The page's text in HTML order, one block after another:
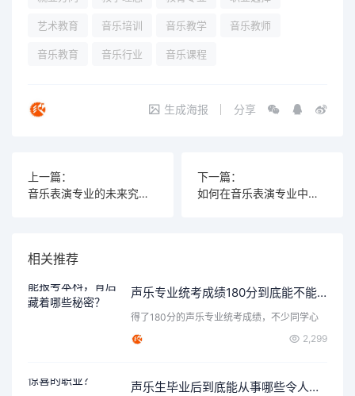
艺术教育 音乐培训 音乐教学 音乐教师
音乐教育 音乐行业 音乐课程
生成海报 分享
上一篇：
音乐表演专业的未来究竟如何，你准备好迎接挑战了吗？
下一篇：
如何在音乐表演专业中脱颖而出，97%的人都在这样练习与提升
相关推荐
声乐专业统考成绩180分到底能不能报考本科，背后藏着哪些秘密？
得了180分的声乐专业统考成绩，不少同学心
里都会打个问号：这…
2,299
声乐生毕业后到底能从事哪些令人惊喜的职业？